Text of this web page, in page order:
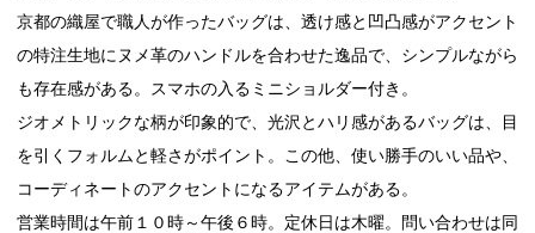
京都の織屋で職人が作ったバッグは、透け感と凹凸感がアクセント
の特注生地にヌメ革のハンドルを合わせた逸品で、シンプルながら
も存在感がある。スマホの入るミニショルダー付き。
ジオメトリックな柄が印象的で、光沢とハリ感があるバッグは、目
を引くフォルムと軽さがポイント。この他、使い勝手のいい品や、
コーディネートのアクセントになるアイテムがある。
営業時間は午前１０時～午後６時。定休日は木曜。問い合わせは同